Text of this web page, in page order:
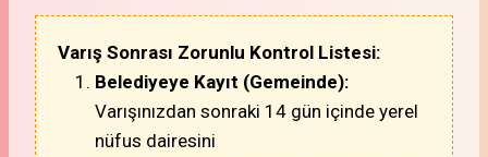
Varış Sonrası Zorunlu Kontrol Listesi:
Belediyeye Kayıt (Gemeinde):
Varışınızdan sonraki 14 gün içinde yerel
nüfus dairesini